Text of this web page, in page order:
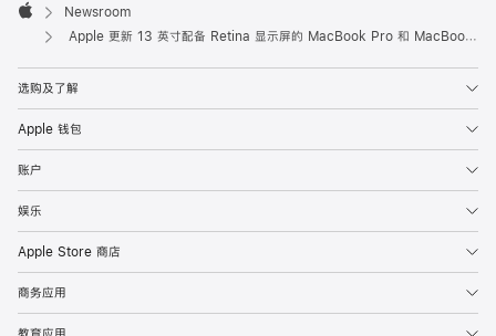
Footer

Apple
Newsroom
Apple 更新 13 英寸配备 Retina 显示屏的 MacBook Pro 和 MacBook Air
选购及了解
Apple 钱包
账户
娱乐
Apple Store 商店
商务应用